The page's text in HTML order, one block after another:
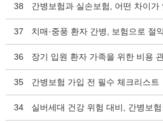
38 간병보험과 실손보험, 어떤 차이가
37 치매·중풍 환자 간병, 보험으로 절
36 장기 입원 환자 가족을 위한 비용
35 간병보험 가입 전 필수 체크리스트
34 실버세대 건강 위험 대비, 간병보